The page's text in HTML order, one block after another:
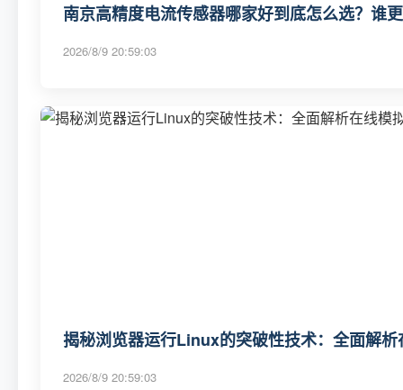
南京高精度电流传感器哪家好到底怎么选？谁
2026/8/9 20:59:03
揭秘浏览器运行Linux的突破性技术：全面解
2026/8/9 20:59:03